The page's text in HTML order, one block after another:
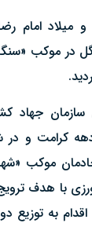
میلاد امام
در موکب
جهاد
دهه کرامت و
موکب
با هدف
به توزیع